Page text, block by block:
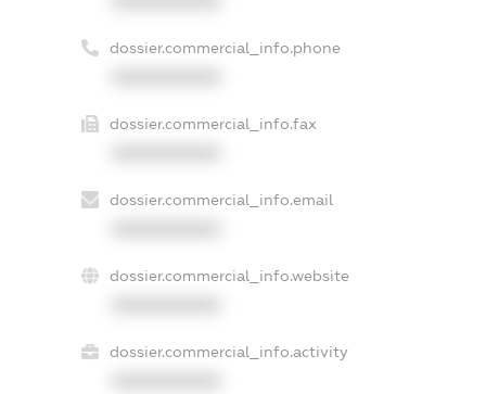
dossier.commercial_info.phone
dossier.commercial_info.fax
dossier.commercial_info.email
dossier.commercial_info.website
dossier.commercial_info.activity